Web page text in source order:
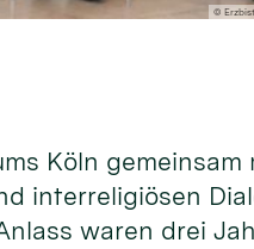
©
Köln
interreligiösen
waren drei